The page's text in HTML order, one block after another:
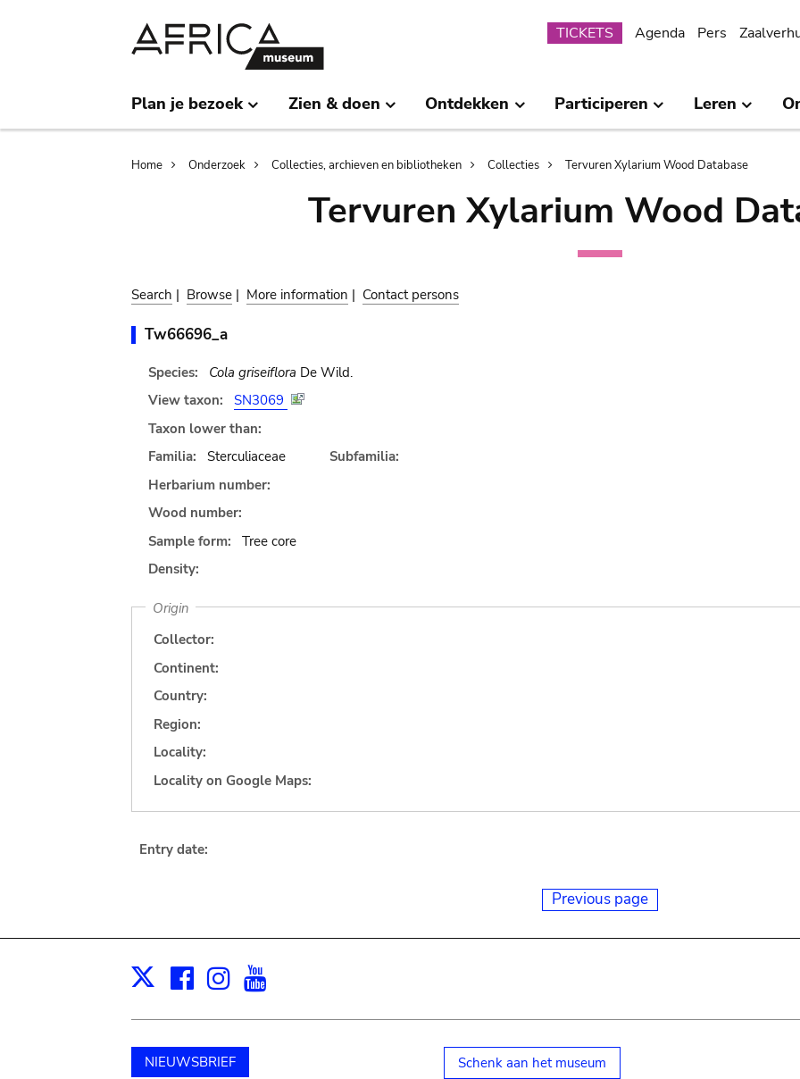
Submenu
TICKETS Agenda Pers
Plan je bezoek Zien & doen Ontdekken Participeren Leren
Breadcrumb
Home Onderzoek Collecties, archieven en bibliotheken Collecties Tervuren Xylarium Wood Database
Tervuren Xylarium Wood
Search | Browse | More information | Contact persons
Tw66696_a
Species: Cola griseiflora De Wild.
View taxon:
SN3069
Taxon lower than:
Familia:
Sterculiaceae
Subfamilia:
Herbarium number:
Wood number:
Sample form:
Tree core
Density:
Origin
Collector:
Continent:
Country:
Region:
Locality:
Locality on Google Maps:
Entry date:
Previous page
X Facebook
Instagram
NIEUWSBRIEF Schenk aan het museum